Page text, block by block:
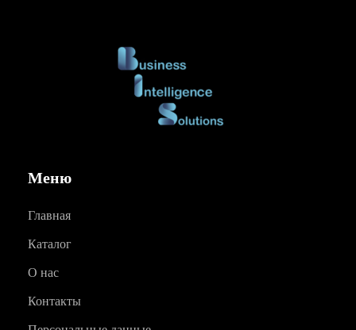
Меню
Главная
Каталог
О нас
Контакты